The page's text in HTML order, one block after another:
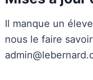
Il manque un
nous le faire